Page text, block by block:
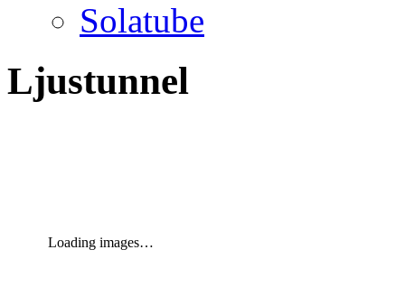
Solatube
Ljustunnel
Loading images…